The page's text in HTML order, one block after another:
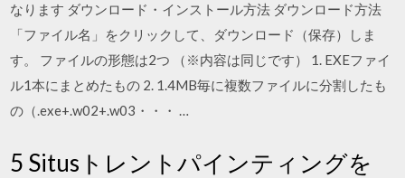
なります ダウンロード・インストール方法 ダウンロード方法
「ファイル名」をクリックして、ダウンロード（保存）しま
す。 ファイルの形態は2つ （※内容は同じです） 1. EXEファイ
ル1本にまとめたもの 2. 1.4MB毎に複数ファイルに分割したも
の（.exe+.w02+.w03・・・ …
5 Situsトレントパインティングを